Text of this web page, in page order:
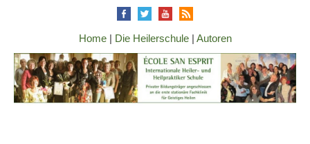
Home| Die Heilerschule| Autoren